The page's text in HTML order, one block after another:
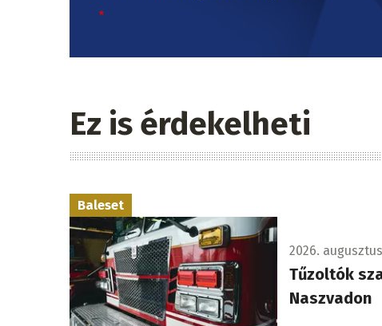
Ez is érdekelheti
Baleset
2026.
Tűzoltók
Naszvadon